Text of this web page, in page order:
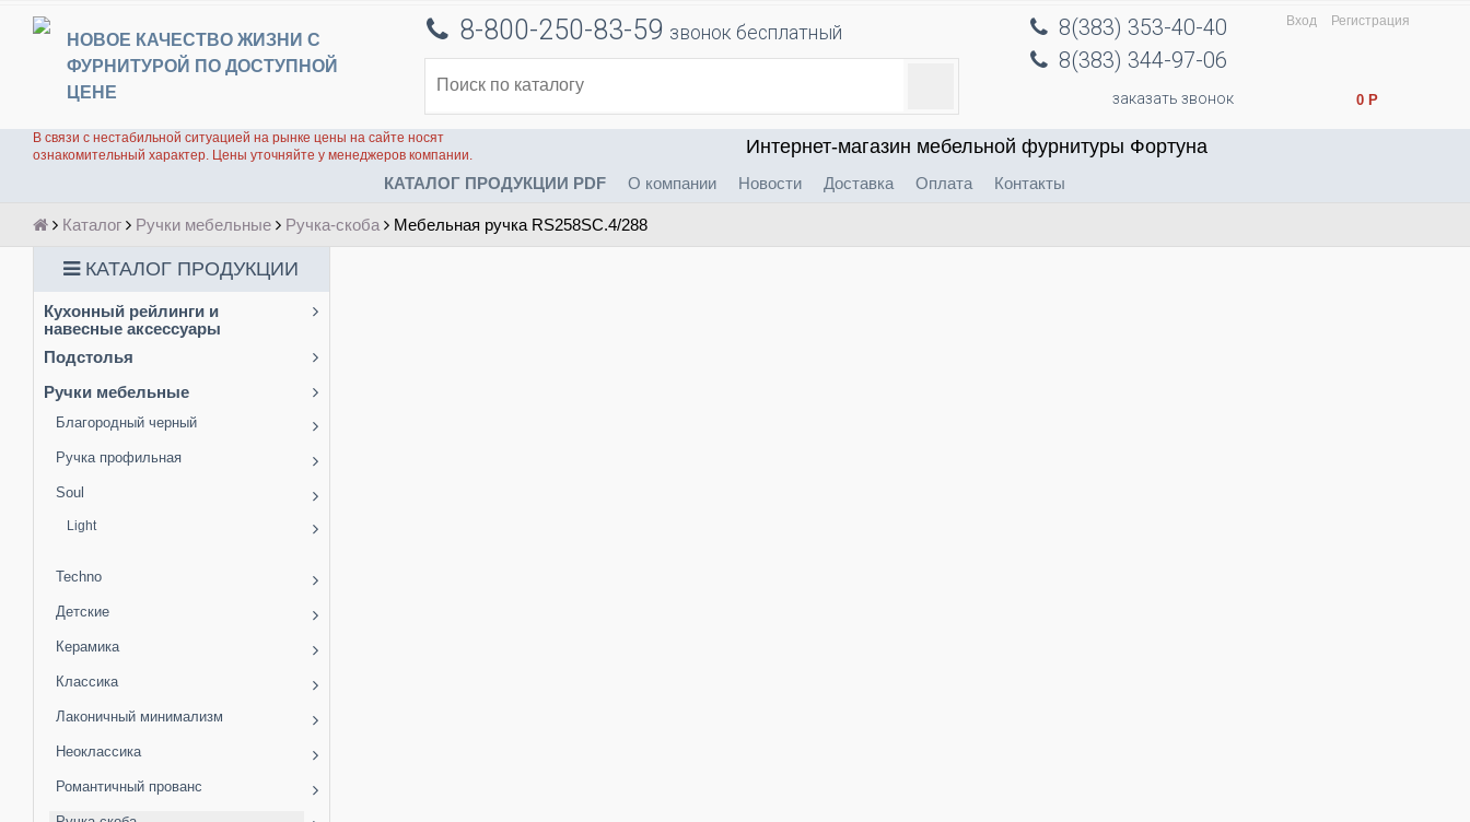
Вход Регистрация
НОВОЕ КАЧЕСТВО ЖИЗНИ С
ФУРНИТУРОЙ ПО ДОСТУПНОЙ
ЦЕНЕ
8-800-250-83-59 звонок бесплатный
8(383) 353-40-40
8(383) 344-97-06
заказать звонок 0 Р
В связи с нестабильной ситуацией на рынке цены на сайте носят
ознакомительный характер. Цены уточняйте у менеджеров компании.
Интернет-магазин мебельной фурнитуры Фортуна
КАТАЛОГ ПРОДУКЦИИ PDF О компании Новости Доставка Оплата Контакты
Каталог Ручки мебельные Ручка-скоба Мебельная ручка RS258SC.4/288
КАТАЛОГ ПРОДУКЦИИ
Кухонный рейлинги и
навесные аксессуары
Подстолья
Ручки мебельные
Благородный черный
Ручка профильная
Soul
Light
Techno
Детские
Керамика
Классика
Лаконичный минимализм
Неоклассика
Романтичный прованс